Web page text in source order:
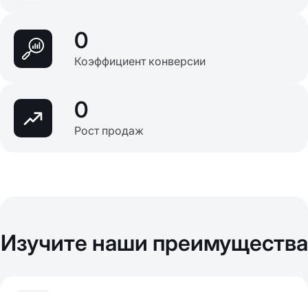
0
Коэффициент конверсии
0
Рост продаж
Изучите наши преимущества